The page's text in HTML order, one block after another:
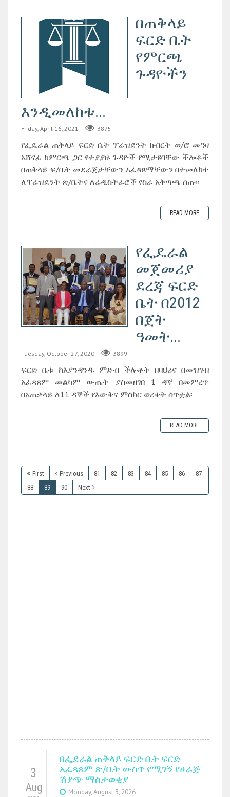
በጠቅላይ
ፍርድ ቤት
የምርጫ
ጉዳዮችን
እንዲመለከቱ...
Friday, April 16, 2021 3875
የፌዴራል ጠቅላይ ፍርድ ቤት ፕሬዝደንት ክብርት ወ/ሮ መዓዛ
አሸናፊ ከምርጫ ጋር የተያያዙ ጉዳዮች የሚታዩባቸው ችሎቶች
በጠቅላይ ፍ/ቤት መደራጀታቸውን አፈጻጸማቸውን በተመለከተ
ለፕሬዝደንት ጽ/ቤትና ለሬዲስትራሮች የስራ አቅጣጫ ሰጡ፡፡
READ MORE
የፌዴራል
መጀመሪያ
ደረጃ ፍርድ
ቤት በ2012
በጀት
ዓመት...
Tuesday, October 27, 2020 3899
ፍርድ ቤቱ ከእያንዳንዱ ምድብ ችሎቶት በባህሪና በመዝገብ
አፈጻጸም መልካም ውጤት ያስመዘገበ 1 ዳኛ በመምረጥ
በአጠቃላይ ለ11 ዳኞች የእውቅና ምስክር ወረቀት ሰጥቷል፡
READ MORE
First Previous 81 82 83 84 85 86
87
88
89 90 Next
3
Aug
በፌደራል ጠቅላይ ፍርድ ቤት ፍርድ
አፈጻጸም ጽ/ቤት ውስጥ የሚገኝ የሀራጅ
ሽያጭ ማስታወቂያ
Monday, August 3, 2026